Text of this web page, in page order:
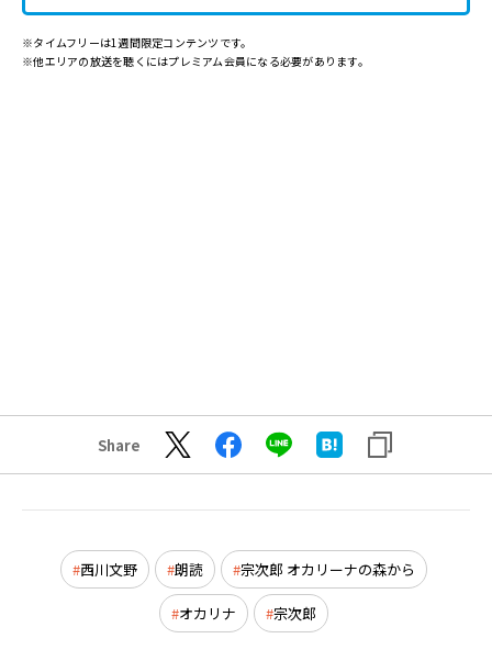
※タイムフリーは1週間限定コンテンツです。
※他エリアの放送を聴くにはプレミアム会員になる必要があります。
Share
西川文野 朗読 宗次郎 オカリーナの森から
オカリナ 宗次郎